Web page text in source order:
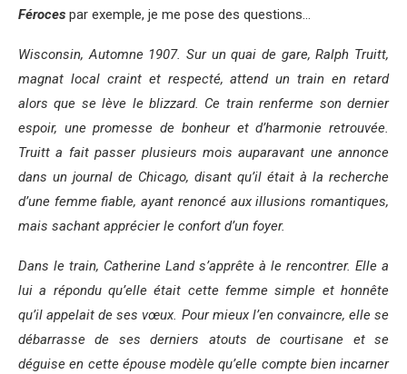
Féroces par exemple, je me pose des questions…
Wisconsin, Automne 1907. Sur un quai de gare, Ralph Truitt,
magnat local craint et respecté, attend un train en retard
alors que se lève le blizzard. Ce train renferme son dernier
espoir, une promesse de bonheur et d’harmonie retrouvée.
Truitt a fait passer plusieurs mois auparavant une annonce
dans un journal de Chicago, disant qu’il était à la recherche
d’une femme fiable, ayant renoncé aux illusions romantiques,
mais sachant apprécier le confort d’un foyer.
Dans le train, Catherine Land s’apprête à le rencontrer. Elle a
lui a répondu qu’elle était cette femme simple et honnête
qu’il appelait de ses vœux. Pour mieux l’en convaincre, elle se
débarrasse de ses derniers atouts de courtisane et se
déguise en cette épouse modèle qu’elle compte bien incarner